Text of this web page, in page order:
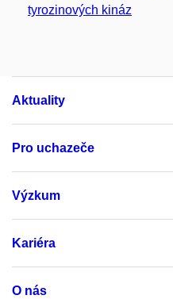
tyrozinových kináz
Aktuality
Pro uchazeče
Výzkum
Kariéra
O nás